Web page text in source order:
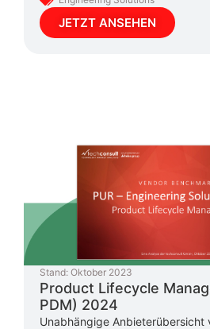
JETZT ANSEHEN
Stand: Oktober 2023
Product Lifecycle
PDM) 2024
Unabhängige Anbieterübersicht